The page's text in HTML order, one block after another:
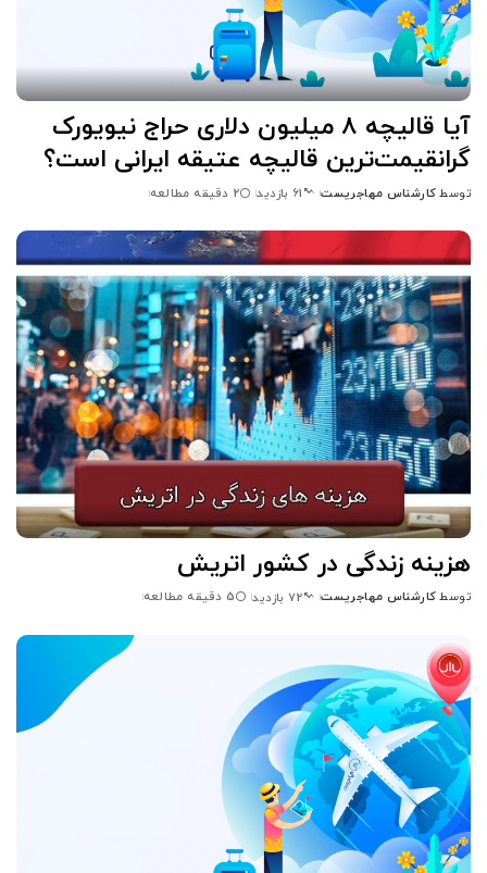
آیا قالیچه ۸ میلیون دلاری حراج نیویورک
گرانقیمت‌ترین قالیچه عتیقه ایرانی است؟
ارسال
توسط
توسط کارشناس مهاجریست 61 بازدید 2 دقیقه مطالعه
هزینه زندگی در کشور اتریش
ارسال
توسط
توسط کارشناس مهاجریست 72 بازدید 5 دقیقه مطالعه